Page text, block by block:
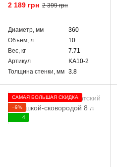
2 189 грн 2 399 грн
Диаметр, мм
360
Объем, л
10
Вес, кг
7.71
Артикул
KA10-2
Толщина стенки, мм 3.8
САМАЯ БОЛЬШАЯ СКИДКА
−9%
4